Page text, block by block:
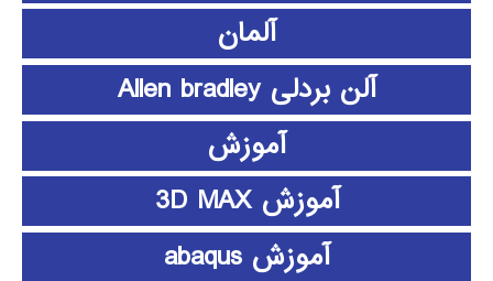
آلمان
آلن بردلی Allen bradley
آموزش
آموزش 3D MAX
آموزش abaqus